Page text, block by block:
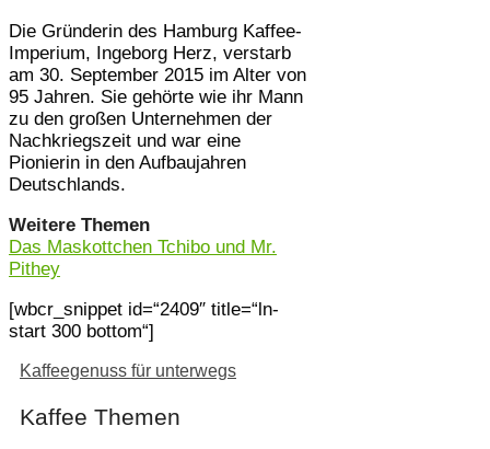
Die Gründerin des Hamburg Kaffee-
Imperium, Ingeborg Herz, verstarb
am 30. September 2015 im Alter von
95 Jahren. Sie gehörte wie ihr Mann
zu den großen Unternehmen der
Nachkriegszeit und war eine
Pionierin in den Aufbaujahren
Deutschlands.
Weitere Themen
Das Maskottchen Tchibo und Mr.
Pithey
[wbcr_snippet id=“2409″ title=“ln-
start 300 bottom“]
Kaffeegenuss für unterwegs
Kaffee Themen